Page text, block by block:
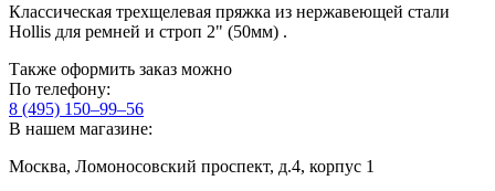
Классическая трехщелевая пряжка из нержавеющей стали
Hollis для ремней и строп 2" (50мм) .
Также оформить заказ можно
По телефону:
8 (495) 150–99–56
В нашем магазине:
Москва, Ломоносовский проспект, д.4, корпус 1